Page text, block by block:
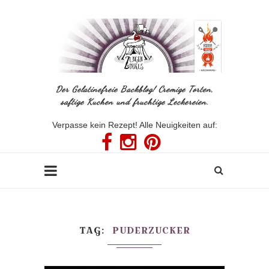
Der Gelatinefreie Backblog! Cremige Torten,
saftige Kuchen und fruchtige Leckereien.
Verpasse kein Rezept! Alle Neuigkeiten auf:
TAG PUDERZUCKER